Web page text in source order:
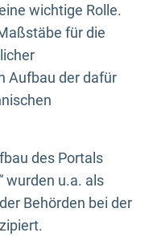
wichtige Rolle.
für die
Aufbau der dafür
des Portals
wurden u.a. als
Behörden bei der